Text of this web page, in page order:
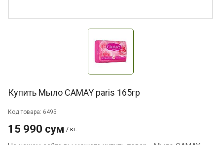
Купить Мыло CAMAY paris 165гр
Код товара: 6495
15 990 сум / кг.